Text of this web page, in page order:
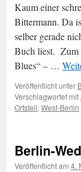
Kaum einer
Bittermann. Da
selber gerade
Buch liest. Zum
Blues“ – …
Veröffentlicht unter
Verschlagwortet mit
Ortsteil, West-Berlin
Berlin-
Veröffentlicht am 4.